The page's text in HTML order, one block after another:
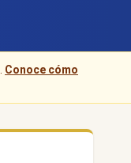
Conoce cómo